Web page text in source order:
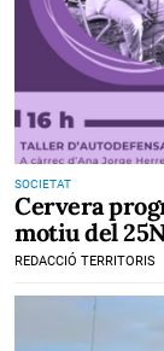
SOCIETAT
Cervera
motiu del
REDACCIÓ TERRITORIS